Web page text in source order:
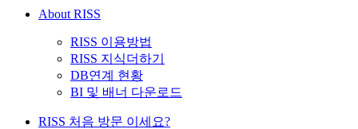
About RISS
RISS 이용방법
RISS 지식더하기
DB연계 현황
BI 및 배너 다운로드
RISS 처음 방문 이세요?